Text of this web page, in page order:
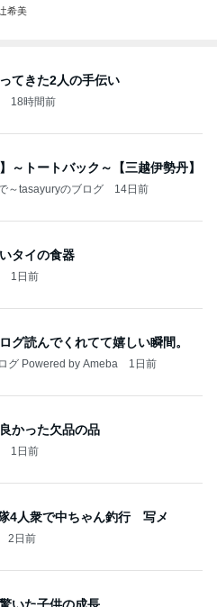
希美
てきた2人の手伝い
18時間前
～トートバック～【三越伊勢丹】
～tasayuryのブログ 14日前
タイの食器
1日前
読んでくれてて嬉しい瞬間。
グ Powered by Ameba 1日前
かった欠品の品
1日前
鬼郁隊4人衆で中ちゃん釣行 写メ
2日前
いた子供の成長